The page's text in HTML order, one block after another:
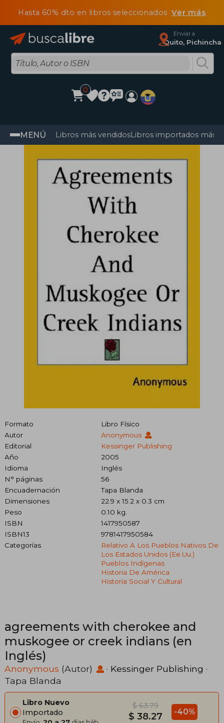
Hasta 60% dto en libros seleccionadosVer más
Enviar a
Quito, Pichincha
0
MENÚ Libros más vendidosLibros importados más
Formato
Libro Físico
Autor
Anonymous
Editorial
Kessinger Publishing
Año
2005
Idioma
Inglés
N° páginas
56
Encuadernación
Tapa Blanda
Dimensiones
22.9 x 15.2 x 0.3 cm
Peso
0.10 kg.
ISBN
1417950587
ISBN13
9781417950584
Categorías
Relativo A Los Pueblos Nativos De
Los Estados Unidos (ee.uu.)
Pueblos Indígenas
Historia De América
Historia Social Y Cultural
agreements with cherokee and
muskogee or creek indians (en
Inglés)
Anonymous (Autor) · Kessinger Publishing ·
Tapa Blanda
Libro Nuevo
Importado
$ 63.79
$ 38.27 -40%